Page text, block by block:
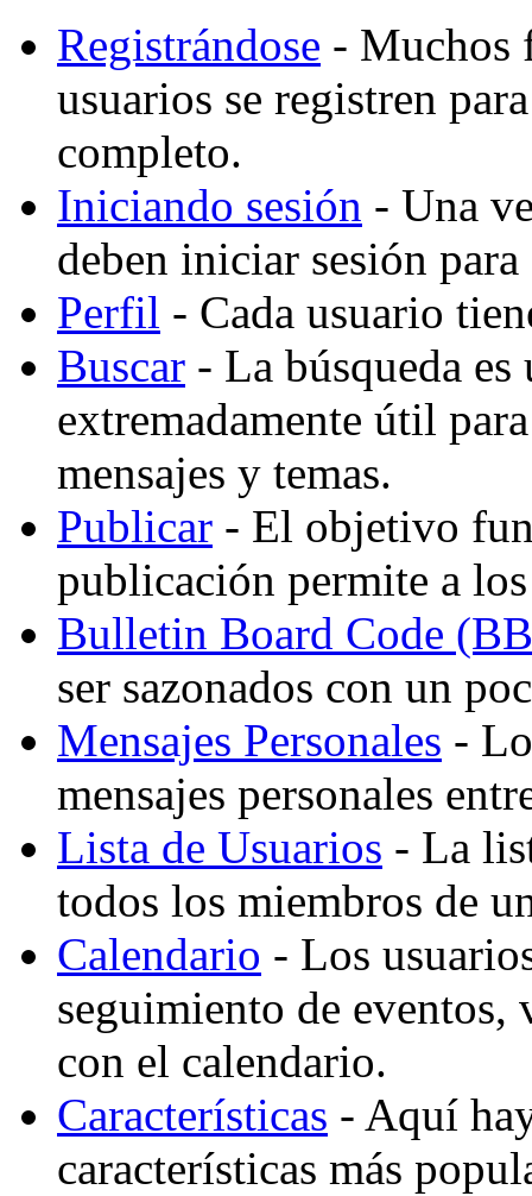
Registrándose - Muchos
usuarios se registren
completo.
Iniciando sesión - Una
deben iniciar sesión para
Perfil - Cada usuario
Buscar - La búsqueda es
extremadamente útil
mensajes y temas.
Publicar - El objetivo
publicación permite a
Bulletin Board Code
ser sazonados con un
Mensajes Personales -
mensajes personales
Lista de Usuarios - La
todos los miembros de
Calendario - Los
seguimiento de eventos,
con el calendario.
Características - Aquí
características más